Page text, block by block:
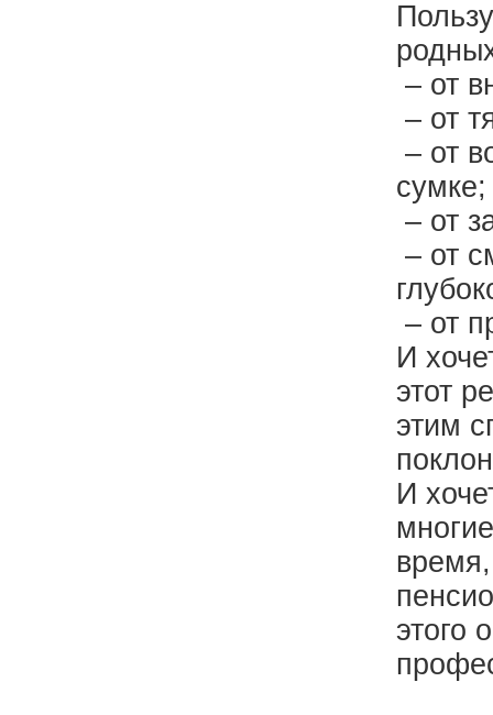
– от
– от
– от
сумке;
– от
– от
– от
И
этот
этим
И
этого